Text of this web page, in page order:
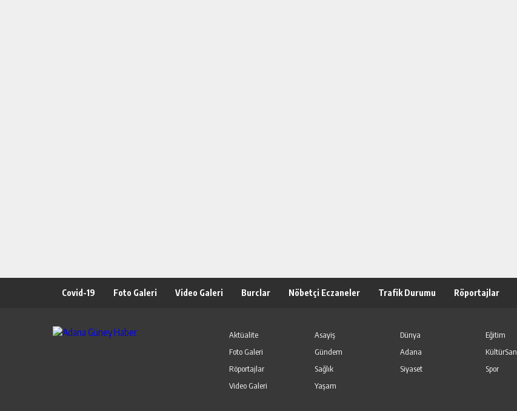
Covid-19 Foto Galeri Video Galeri Burclar Nöbetçi Eczaneler Trafik Durumu Röportajlar
Aktüalite Asayiş Dünya Eğitim
Foto Galeri
Gündem Adana
Röportajlar
Sağlık Siyaset Spor
Video Galeri
Yaşam